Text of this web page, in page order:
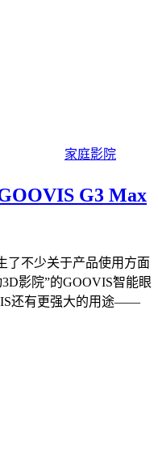
家庭影院
G3 Max
了不少关于产品使用方面
影院”的GOOVIS智能眼
还有更强大的用途——